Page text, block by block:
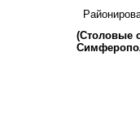
(Столовые